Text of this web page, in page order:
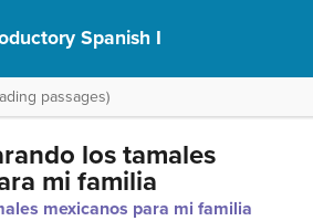
Spanish I
passages)
los tamales
mi familia
mexicanos para mi familia